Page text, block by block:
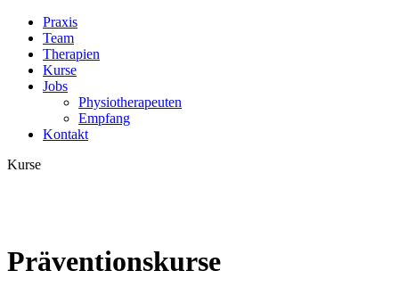
Praxis
Team
Therapien
Kurse
Jobs
Physiotherapeuten
Empfang
Kontakt
Kurse
Präventionskurse